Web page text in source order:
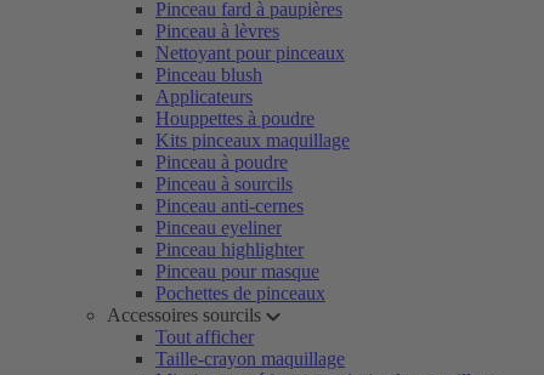
Pinceau fard à paupières
Pinceau à lèvres
Nettoyant pour pinceaux
Pinceau blush
Applicateurs
Houppettes à poudre
Kits pinceaux maquillage
Pinceau à poudre
Pinceau à sourcils
Pinceau anti-cernes
Pinceau eyeliner
Pinceau highlighter
Pinceau pour masque
Pochettes de pinceaux
Accessoires sourcils
Tout afficher
Taille-crayon maquillage